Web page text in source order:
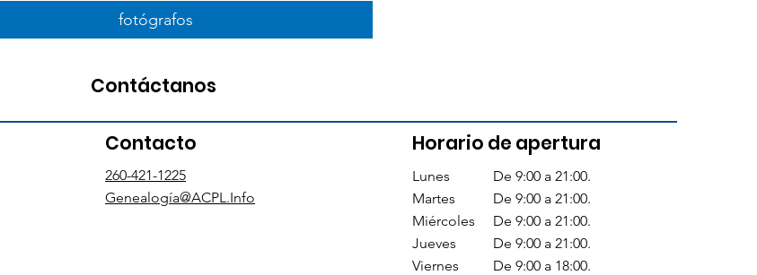
fotógrafos
Horario de apertura
Lunes
Martes
Miércoles
Jueves
Viernes
De 9:00 a 21:00.
De 9:00 a 21:00.
De 9:00 a 21:00.
De 9:00 a 21:00.
De 9:00 a 18:00.
Contacto
260-421-1225
Genealogía@ACPL.Info
Contáctanos